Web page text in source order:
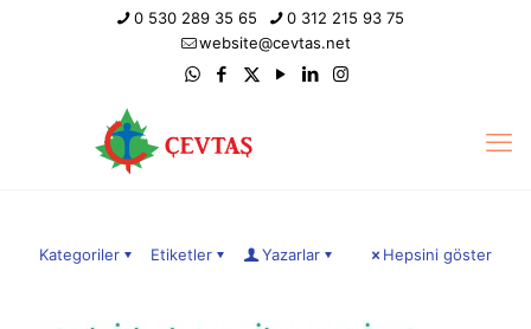
0 530 289 35 65
0 312 215 93 75
website@cevtas.net
Kategoriler Etiketler Yazarlar Hepsini göster